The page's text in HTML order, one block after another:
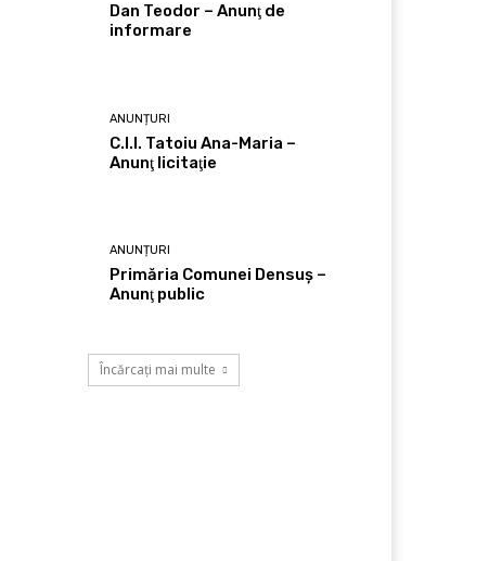
Dan Teodor – Anunţ de
informare
ANUNȚURI
C.I.I. Tatoiu Ana-Maria –
Anunţ licitaţie
ANUNȚURI
Primăria Comunei Densuş –
Anunţ public
Încărcați mai multe